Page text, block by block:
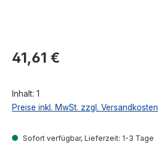
Regulärer Preis:
41,61 €
Inhalt: 1
Preise inkl. MwSt. zzgl. Versandkosten
Sofort verfügbar, Lieferzeit: 1-3 Tage